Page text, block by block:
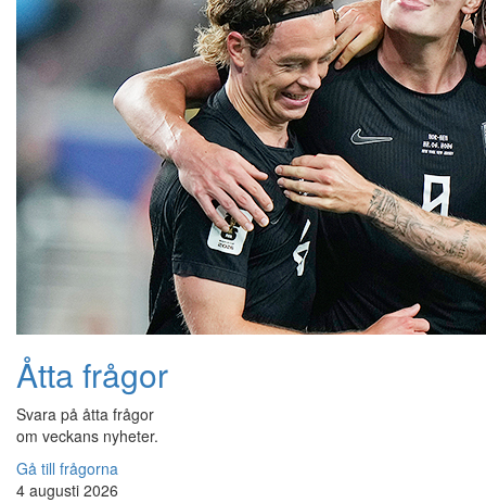
Åtta frågor
Svara på åtta frågor
om veckans nyheter.
Gå till frågorna
4 augusti 2026